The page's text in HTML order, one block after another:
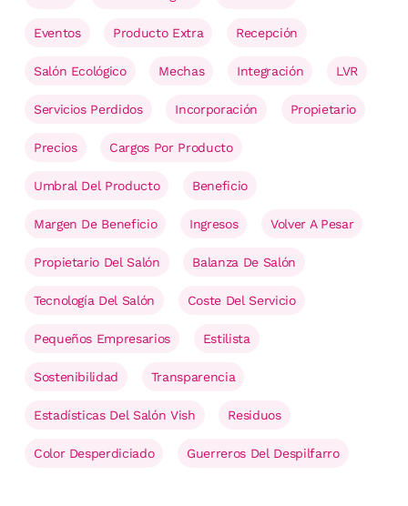
Eventos Producto Extra Recepción
Salón Ecológico Mechas Integración LVR
Servicios Perdidos Incorporación Propietario
Precios Cargos Por Producto
Umbral Del Producto Beneficio
Margen De Beneficio Ingresos Volver A Pesar
Propietario Del Salón Balanza De Salón
Tecnología Del Salón Coste Del Servicio
Pequeños Empresarios Estilista
Sostenibilidad Transparencia
Estadísticas Del Salón Vish Residuos
Color Desperdiciado Guerreros Del Despilfarro